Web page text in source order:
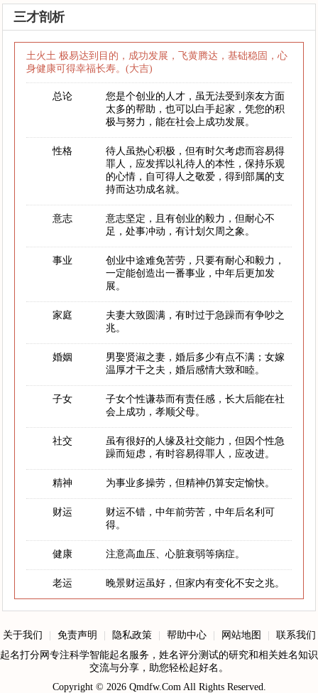
三才剖析
土火土 极易达到目的，成功发展，飞黄腾达，基础稳固，心
身健康可得幸福长寿。(大吉)
总论
您是个创业的人才，虽无法受到亲友方面
太多的帮助，也可以白手起家，凭您的积
极与努力，能在社会上成功发展。
性格
待人虽热心积极，但有时欠考虑而容易得
罪人，应发挥以礼待人的本性，保持乐观
的心情，自可得人之敬爱，得到部属的支
持而达功成名就。
意志
意志坚定，且有创业的毅力，但耐心不
足，处事冲动，有计划欠周之象。
事业
创业中途难免苦劳，只要有耐心和毅力，
一定能创造出一番事业，中年后更加发
展。
家庭
夫妻大致圆满，有时过于急躁而有争吵之
兆。
婚姻
男娶贤淑之妻，婚后多少有点不满；女嫁
温厚才干之夫，婚后感情大致和睦。
子女
子女个性谦恭而有责任感，长大后能在社
会上成功，孝顺父母。
社交
虽有很好的人缘及社交能力，但因个性急
躁而短虑，有时容易得罪人，应改进。
精神 为事业多操劳，但精神仍算安定愉快。
财运
财运不错，中年前劳苦，中年后名利可
得。
健康 注意高血压、心脏衰弱等病症。
老运 晚景财运虽好，但家内有变化不安之兆。
关于我们 免责声明 隐私政策 帮助中心 网站地图
联系我们
起名打分网专注科学智能起名服务，姓名评分测试的研究和相关姓名知识
交流与分享，助您轻松起好名。
Copyright © 2026 Qmdfw.ComAll Rights Reserved.